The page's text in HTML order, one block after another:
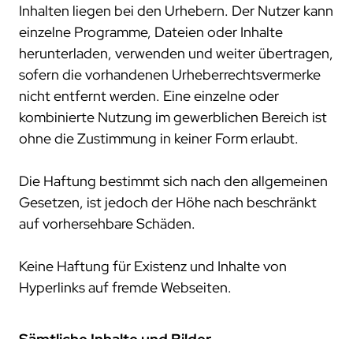
compliance
zertifizierungen
standards
Inhalten liegen bei den Urhebern. Der Nutzer kann
einzelne Programme, Dateien oder Inhalte
herunterladen, verwenden und weiter übertragen,
sofern die vorhandenen Urheberrechtsvermerke
nicht entfernt werden. Eine einzelne oder
kombinierte Nutzung im gewerblichen Bereich ist
ohne die Zustimmung in keiner Form erlaubt.
Die Haftung bestimmt sich nach den allgemeinen
Gesetzen, ist jedoch der Höhe nach beschränkt
auf vorhersehbare Schäden.
Keine Haftung für Existenz und Inhalte von
Hyperlinks auf fremde Webseiten.